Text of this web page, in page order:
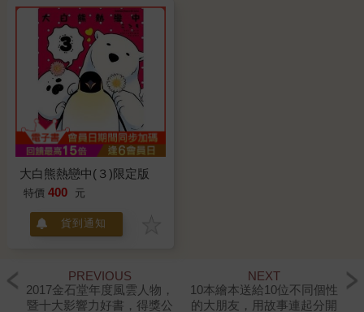
大白熊熱戀中(３)限定版
特價 400 元
貨到通知
PREVIOUS
2017金石堂年度風雲人物，
暨十大影響力好書，得獎公
NEXT
10本繪本送給10位不同個性
的大朋友，用故事連起分開